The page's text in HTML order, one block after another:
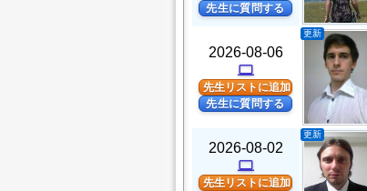
先生に質問する
2026-08-06
computer
先生リストに追加
先生に質問する
更新
2026-08-02
computer
先生リストに追加
更新